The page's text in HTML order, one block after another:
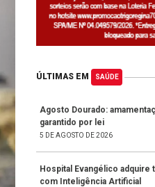
ÚLTIMAS EM SAÚDE
Agosto Dourado:
garantido por lei
5 DE AGOSTO DE 2026
Hospital Evangélico adquire
com Inteligência Artificial